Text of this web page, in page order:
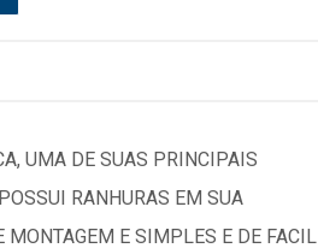
UMA DE SUAS PRINCIPAIS
RANHURAS EM SUA
MONTAGEM E SIMPLES E DE FACIL